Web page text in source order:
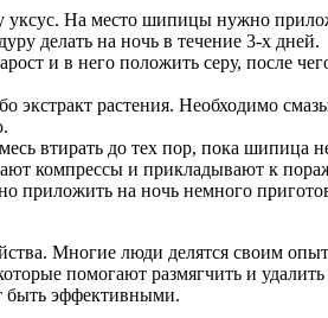
уксус. На место шипицы нужно
делать на ночь в течение 3-х дней.
и в него положить серу, после
растения. Необходимо
втирать до тех пор, пока шипица
компрессы и прикладывают к
приложить на ночь немного
Многие люди делятся своим
помогают размягчить и
быть эффективными.